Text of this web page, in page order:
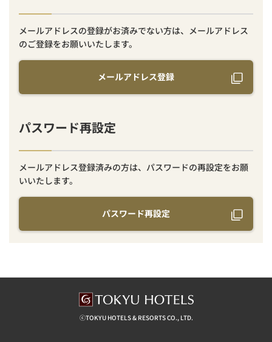
メールアドレスの登録がお済みでない方は、メールアドレス
のご登録をお願いいたします。
メールアドレス登録
パスワード再設定
メールアドレス登録済みの方は、パスワードの再設定をお願
いいたします。
パスワード再設定
ⓒTOKYU HOTELS & RESORTS CO., LTD.